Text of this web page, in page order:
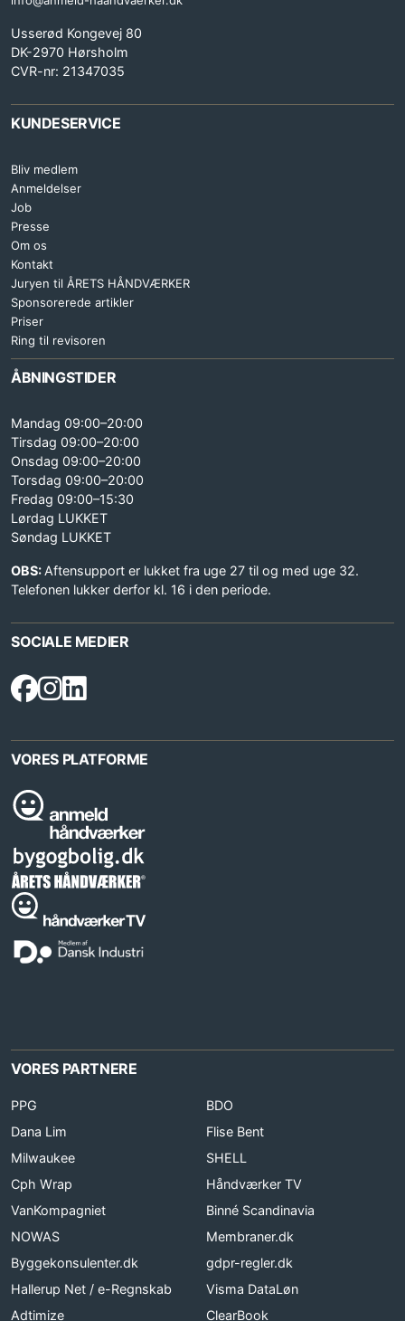
Usserød Kongevej 80
DK-2970 Hørsholm
CVR-nr: 21347035
KUNDESERVICE
Bliv medlem
Anmeldelser
Job
Presse
Om os
Kontakt
Juryen til ÅRETS HÅNDVÆRKER
Sponsorerede artikler
Priser
Ring til revisoren
ÅBNINGSTIDER
Mandag 09:00–20:00
Tirsdag 09:00–20:00
Onsdag 09:00–20:00
Torsdag 09:00–20:00
Fredag 09:00–15:30
Lørdag LUKKET
Søndag LUKKET
OBS: Aftensupport er lukket fra uge 27 til og med uge 32.
Telefonen lukker derfor kl. 16 i den periode.
SOCIALE MEDIER
VORES PLATFORME
VORES PARTNERE
PPG
BDO
Dana Lim
Flise Bent
Milwaukee
SHELL
Cph Wrap
Håndværker TV
VanKompagniet
Binné Scandinavia
NOWAS
Membraner.dk
Byggekonsulenter.dk
gdpr-regler.dk
Hallerup Net / e-Regnskab
Visma DataLøn
Adtimize
ClearBook